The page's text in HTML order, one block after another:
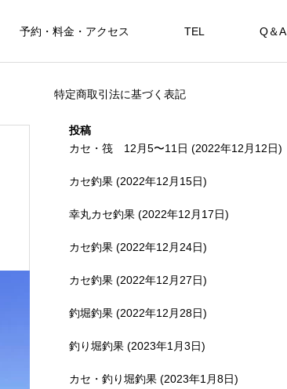
予約・料金・アクセス TEL Q＆A
特定商取引法に基づく表記
SHOP
投稿
カセ・筏 12月5〜11日 (2022年12月12日)
カセ釣果 (2022年12月15日)
幸丸カセ釣果 (2022年12月17日)
カセ釣果 (2022年12月24日)
カセ釣果 (2022年12月27日)
釣堀釣果 (2022年12月28日)
釣り堀釣果 (2023年1月3日)
カセ・釣り堀釣果 (2023年1月8日)